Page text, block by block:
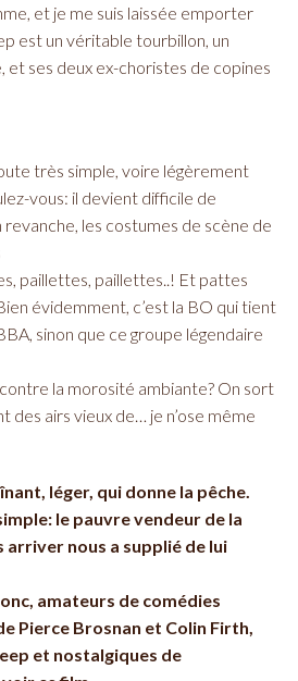
et je me suis laissée emporter
est un véritable tourbillon, un
et ses deux ex-choristes de copines
très simple, voire légèrement
vous: il devient difficile de
les costumes de scène de
paillettes, paillettes..! Et pattes
évidemment, c’est la BO qui tient
sinon que ce groupe légendaire
la morosité ambiante? On sort
des airs vieux de… je n’ose même
léger, qui donne la pêche.
le pauvre vendeur de la
arriver nous a supplié de lui
amateurs de comédies
Pierce Brosnan et Colin Firth,
et nostalgiques de